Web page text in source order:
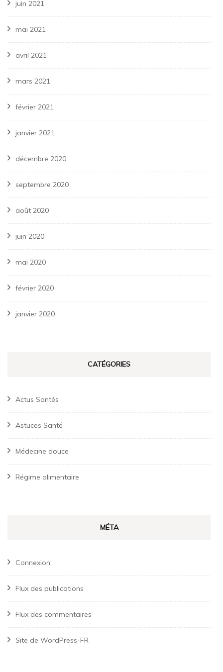
juin 2021
mai 2021
avril 2021
mars 2021
février 2021
janvier 2021
décembre 2020
septembre 2020
août 2020
juin 2020
mai 2020
février 2020
janvier 2020
CATÉGORIES
Actus Santés
Astuces Santé
Médecine douce
Régime alimentaire
MÉTA
Connexion
Flux des publications
Flux des commentaires
Site de WordPress-FR